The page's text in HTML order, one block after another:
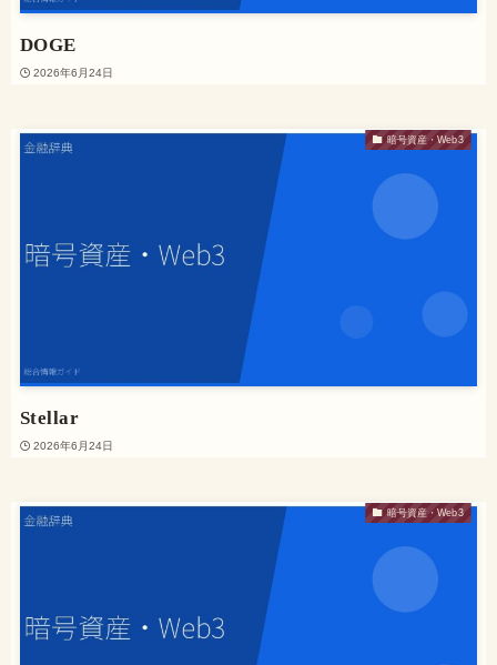
DOGE
2026年6月24日
暗号資産・Web3
Stellar
2026年6月24日
暗号資産・Web3